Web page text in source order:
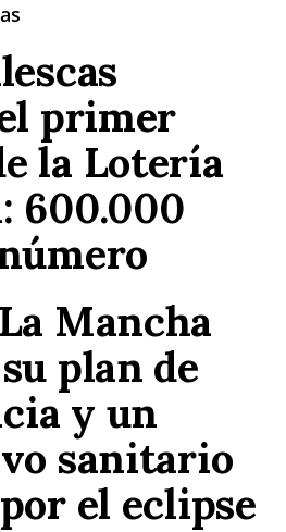
primer
la Lotería
600.000
Mancha
plan de
y un
sanitario
el eclipse